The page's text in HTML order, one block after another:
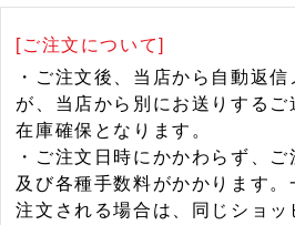
[ご注文について]
・ご注文後、当店から自動返
が、当店から別にお送りするご
在庫確保となります。
・ご注文日時にかかわらず、
及び各種手数料がかかります
注文される場合は、同じショ